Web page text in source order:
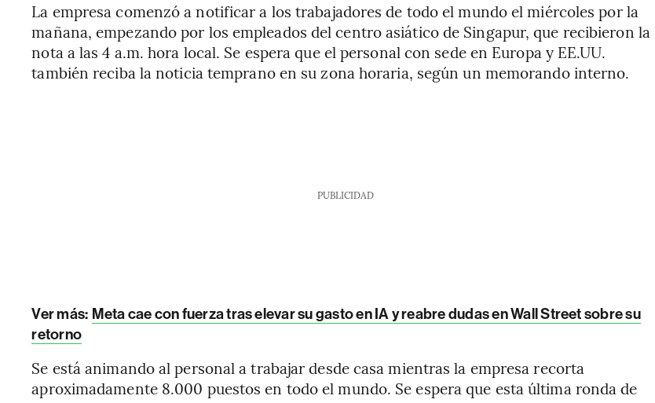
La empresa comenzó a notificar a los trabajadores de todo el mundo el miércoles por la
mañana, empezando por los empleados del centro asiático de Singapur, que recibieron la
nota a las 4 a.m. hora local. Se espera que el personal con sede en Europa y EE.UU.
también reciba la noticia temprano en su zona horaria, según un memorando interno.
PUBLICIDAD
Ver más: Meta cae con fuerza tras elevar su gasto en IA y reabre dudas en Wall Street sobre su
retorno
Se está animando al personal a trabajar desde casa mientras la empresa recorta
aproximadamente 8.000 puestos en todo el mundo. Se espera que esta última ronda de